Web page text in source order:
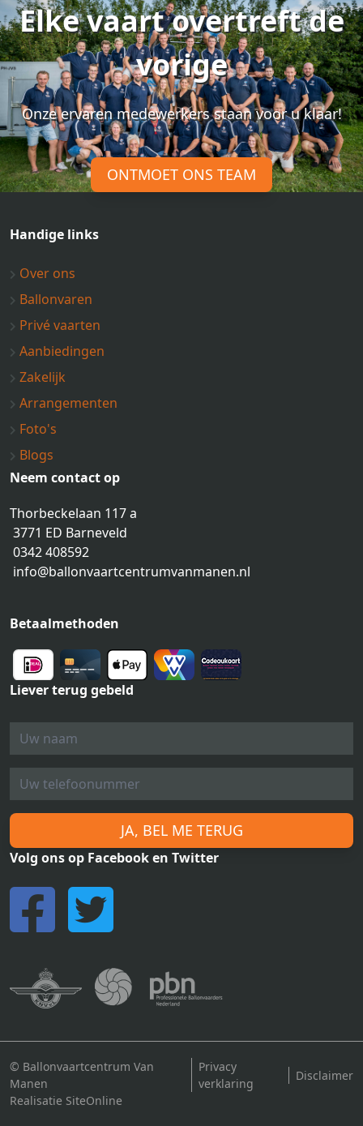
Elke vaart overtreft de
vorige
Onze ervaren medewerkers staan voor u klaar!
ONTMOET ONS TEAM
Handige links
Over ons
Ballonvaren
Privé vaarten
Aanbiedingen
Zakelijk
Arrangementen
Foto's
Blogs
Neem contact op
Thorbeckelaan 117 a
3771 ED Barneveld
0342 408592
info@ballonvaartcentrumvanmanen.nl
Betaalmethoden
Liever terug gebeld
JA, BEL ME TERUG
Volg ons op Facebook en Twitter
© Ballonvaartcentrum Van
Manen
Privacy
verklaring
Disclaimer
Realisatie SiteOnline